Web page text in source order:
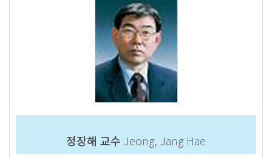
정장해 교수 Jeong, Jang Hae